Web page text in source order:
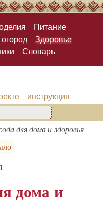
Питание
Здоровье
Словарь
инструкция
для дома и здоровья
дома и